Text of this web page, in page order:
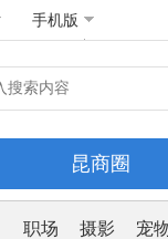
手机版
昆商圈
职场 摄影 宠